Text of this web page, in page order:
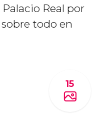
Real por
todo en
15